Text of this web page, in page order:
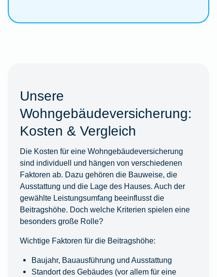
Unsere
Wohngebäudeversicherung:
Kosten & Vergleich
Die Kosten für eine Wohngebäudeversicherung
sind individuell und hängen von verschiedenen
Faktoren ab. Dazu gehören die Bauweise, die
Ausstattung und die Lage des Hauses. Auch der
gewählte Leistungsumfang beeinflusst die
Beitragshöhe. Doch welche Kriterien spielen eine
besonders große Rolle?
Wichtige Faktoren für die Beitragshöhe:
Baujahr, Bauausführung und Ausstattung
Standort des Gebäudes (vor allem für eine